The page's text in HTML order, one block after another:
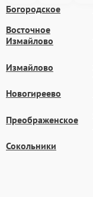
Богородское
Восточное
Измайлово
Измайлово
Новогиреево
Преображенское
Сокольники